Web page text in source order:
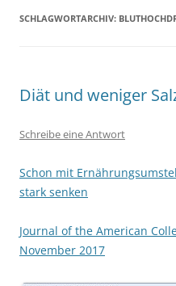
SCHLAGWORTARCHIV:
Diät und weniger
Schreibe eine Antwort
Schon mit
stark senken
Journal of the American
November 2017